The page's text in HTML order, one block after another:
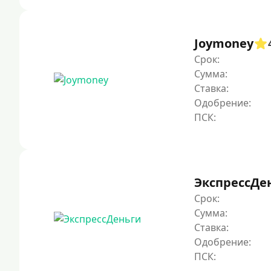
Joymoney
Срок:
Сумма:
Ставка:
Одобрение:
Срок:
Сумма:
Ставка:
Одобрение: